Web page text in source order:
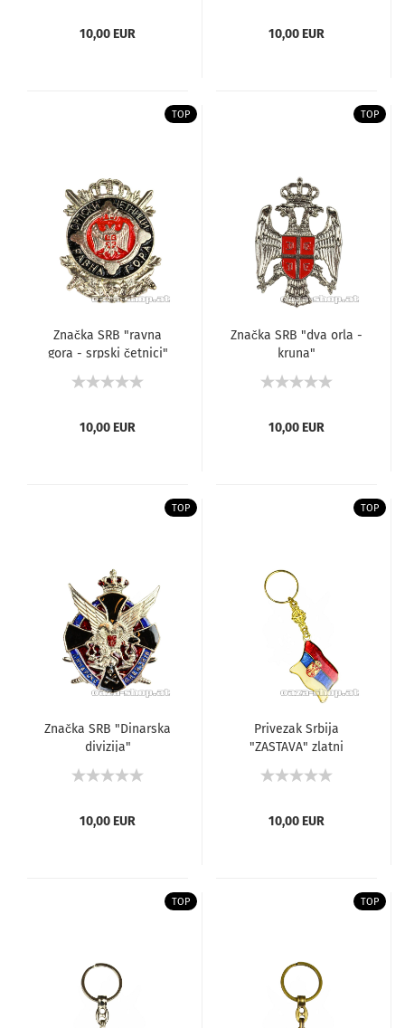
10,00 EUR 10,00 EUR
TOP
Značka SRB "ravna
gora - srpski četnici"
10,00 EUR
TOP
Značka SRB "dva orla -
kruna"
10,00 EUR
TOP
Značka SRB "Dinarska
divizija"
10,00 EUR
TOP
Privezak Srbija
"ZASTAVA" zlatni
10,00 EUR
TOP TOP